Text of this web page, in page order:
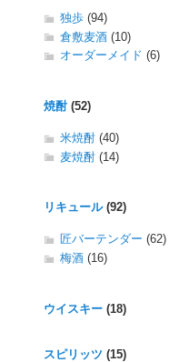
独歩 (94)
倉敷麦酒 (10)
オーダーメイド (6)
焼酎(52)
米焼酎 (40)
麦焼酎 (14)
リキュール(92)
匠バーテンダー (62)
梅酒 (16)
ウイスキー (18)
スピリッツ (15)